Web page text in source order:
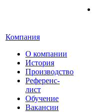
Компания
О компании
История
Производство
Референс-
лист
Обучение
Вакансии